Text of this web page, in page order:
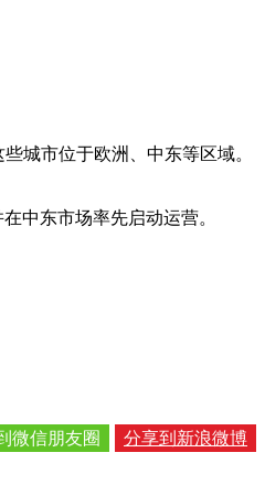
城市位于欧洲、中东等区域。
中东市场率先启动运营。
分享到新浪微博
微信朋友圈